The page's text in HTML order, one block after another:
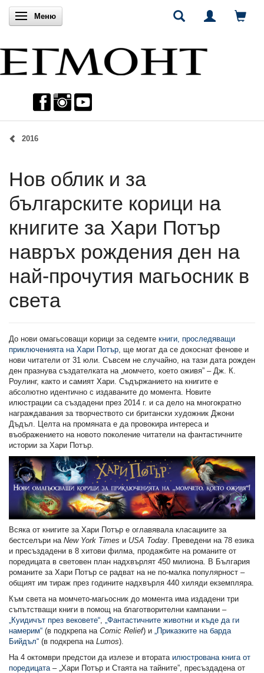
Включи навигацията
Меню
2016
Нов облик и за
българските корици на
книгите за Хари Потър
навръх рождения ден на
най-прочутия магьосник в
света
До нови омагьсоващи корици за седемте книги, проследяващи
приключенията на Хари Потър , ще могат да се докоснат фенове и
нови читатели от 31 юли. Съвсем не случайно, на тази дата рожден
ден празнува създателката на „момчето, което оживя” – Дж. К.
Роулинг, както и самият Хари. Съдържанието на книгите е
абсолютно идентично с издаваните до момента. Новите
илюстрации са създадени през 2014 г. и са дело на многократно
награждавания за творчеството си британски художник Джони
Дъдъл. Целта на промяната е да провокира интереса и
въображението на новото поколение читатели на фантастичните
истории за Хари Потър.
Всяка от книгите за Хари Потър е оглавявала класациите за
бестселъри на New York Times и USA Today . Преведени на 78 езика
и пресъздадени в 8 хитови филма, продажбите на романите от
поредицата в световен план надхвърлят 450 милиона. В България
романите за Хари Потър се радват на не по-малка популярност –
общият им тираж през годините надхвърля 440 хиляди екземпляра.
Към света на момчето-магьосник до момента има издадени три
съпътстващи книги в помощ на благотворителни кампании –
„Куидичът през вековете“
„Фантастичните животни и къде да ги
намерим“ (в подкрепа на Comic Relief) и „Приказките на барда
Бийдъл“ (в подкрепа на Lumos).
На 4 октомври предстои да излезе и втората илюстрована книга от
поредицата – „Хари Потър и Стаята на тайните”, пресъздадена от